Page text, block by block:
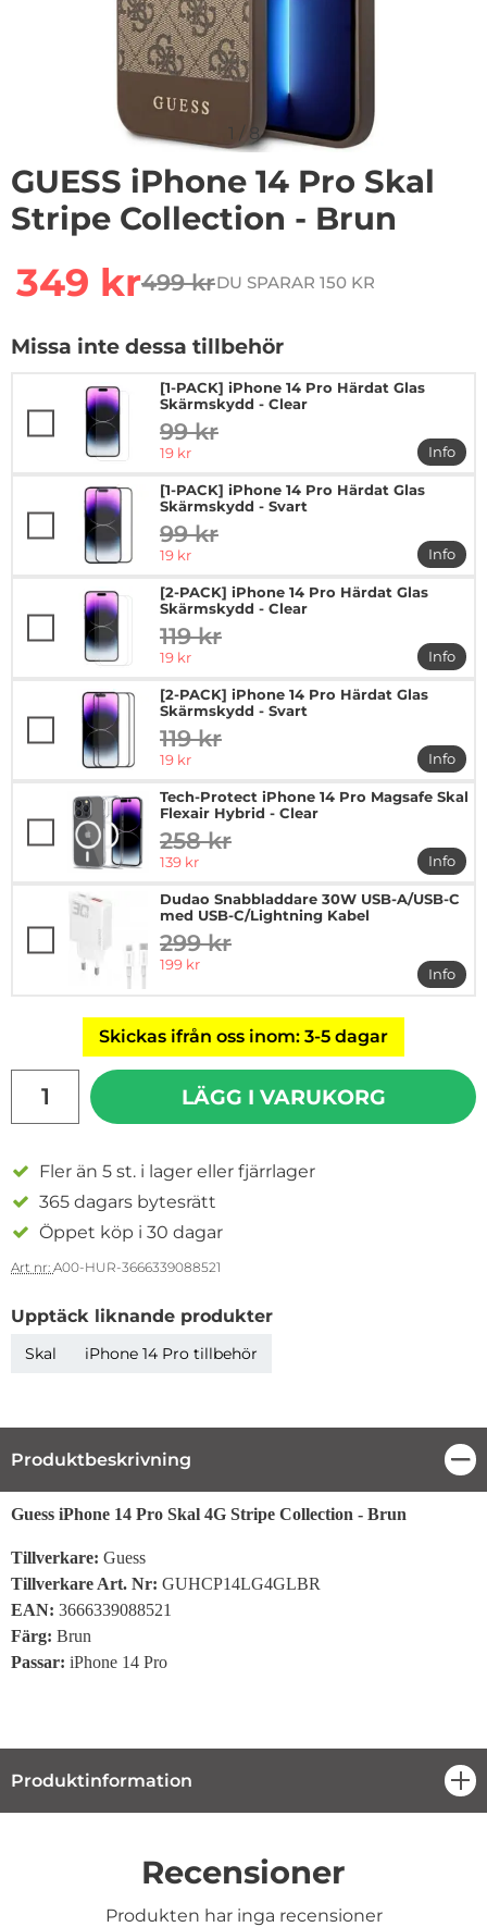
1 / 8
GUESS iPhone 14 Pro Skal
Stripe Collection - Brun
rea pris
349 krtidigare pris
499 krDU SPARAR 150 KR
Missa inte dessa tillbehör
[1-PACK] iPhone 14 Pro Härdat Glas
Skärmskydd - Clear
tidigare pris
99 kr
rea pris
19 kr
Info
mer
[1-PACK] iPhone 14 Pro Härdat Glas
Skärmskydd - Svart
tidigare pris
99 kr
rea pris
19 kr
Info
mer
[2-PACK] iPhone 14 Pro Härdat Glas
Skärmskydd - Clear
tidigare pris
119 kr
rea pris
19 kr
Info
mer
[2-PACK] iPhone 14 Pro Härdat Glas
Skärmskydd - Svart
tidigare pris
119 kr
rea pris
19 kr
Info
mer
Tech-Protect iPhone 14 Pro Magsafe Skal
Flexair Hybrid - Clear
tidigare pris
258 kr
rea pris
139 kr
Info
mer
Dudao Snabbladdare 30W USB-A/USB-C
med USB-C/Lightning Kabel
tidigare pris
299 kr
rea pris
199 kr
Info
mer
Skickas ifrån oss inom: 3-5 dagar
LÄGG I VARUKORG
Fler än 5 st. i lager eller fjärrlager
365 dagars bytesrätt
Öppet köp i 30 dagar
Art nr: A00-HUR-3666339088521
Upptäck liknande produkter
Skal iPhone 14 Pro tillbehör
Produktbeskrivning
Produktbeskrivning
Guess iPhone 14 Pro Skal 4G Stripe Collection - Brun
Tillverkare: Guess
Tillverkare Art. Nr: GUHCP14LG4GLBR
EAN: 3666339088521
Färg: Brun
Passar: iPhone 14 Pro
Produktinformation
Recensioner
Produkten har inga recensioner